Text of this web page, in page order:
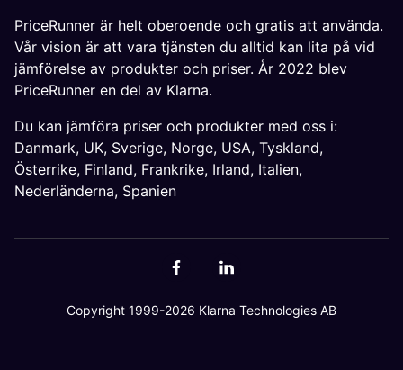
PriceRunner är helt oberoende och gratis att använda.
Vår vision är att vara tjänsten du alltid kan lita på vid
jämförelse av produkter och priser. År 2022 blev
PriceRunner en del av Klarna.
Du kan jämföra priser och produkter med oss i:
Danmark, UK, Sverige, Norge, USA, Tyskland,
Österrike, Finland, Frankrike, Irland, Italien,
Nederländerna, Spanien
Copyright 1999-2026 Klarna Technologies AB